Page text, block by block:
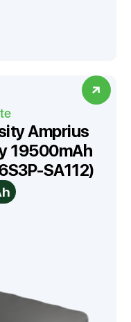
Amprius
19500mAh
SA112)